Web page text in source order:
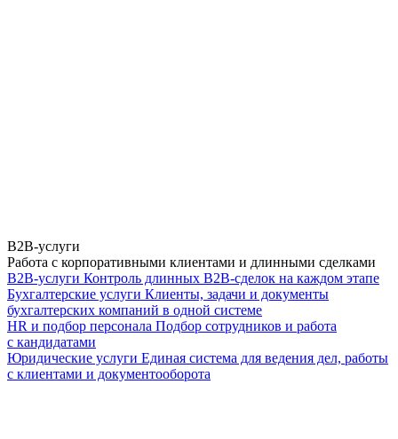
B2B-услуги
Работа с корпоративными клиентами и длинными сделками
B2B-услуги Контроль длинных B2B-сделок на каждом этапе
Бухгалтерские услуги Клиенты, задачи и документы
бухгалтерских компаний в одной системе
HR и подбор персонала Подбор сотрудников и работа
с кандидатами
Юридические услуги Единая система для ведения дел, работы
с клиентами и документооборота